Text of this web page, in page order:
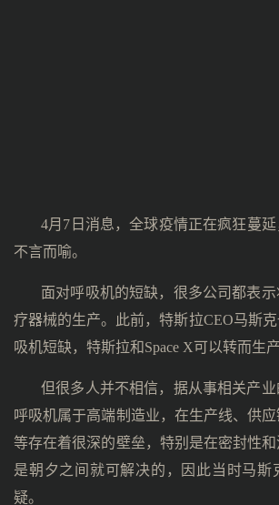
4月7日消息，全球疫情正在疯狂蔓
不言而喻。
面对呼吸机的短缺，很多公司都表
疗器械的生产。此前，特斯拉CEO马斯
吸机短缺，特斯拉和Space X可以转而生
但很多人并不相信，据从事相关产业
呼吸机属于高端制造业，在生产线、供
等存在着很深的壁垒，特别是在密封性
是朝夕之间就可解决的，因此当时马斯
疑。